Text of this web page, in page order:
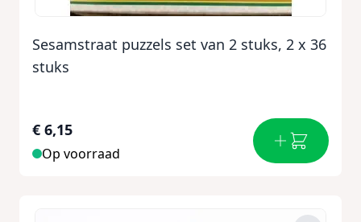
Sesamstraat puzzels set van 2 stuks, 2 x 36
stuks
€ 6,15
Op voorraad